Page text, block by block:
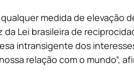
medida de elevação
da Lei brasileira de
intransigente dos
relação com o mundo”,